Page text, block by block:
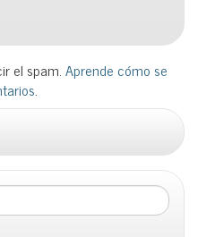
el spam.Aprende cómo se
.